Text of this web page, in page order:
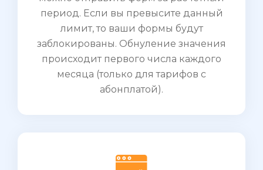
период. Если вы превысите данный
лимит, то ваши формы будут
заблокированы. Обнуление значения
происходит первого числа каждого
месяца (только для тарифов с
абонплатой).